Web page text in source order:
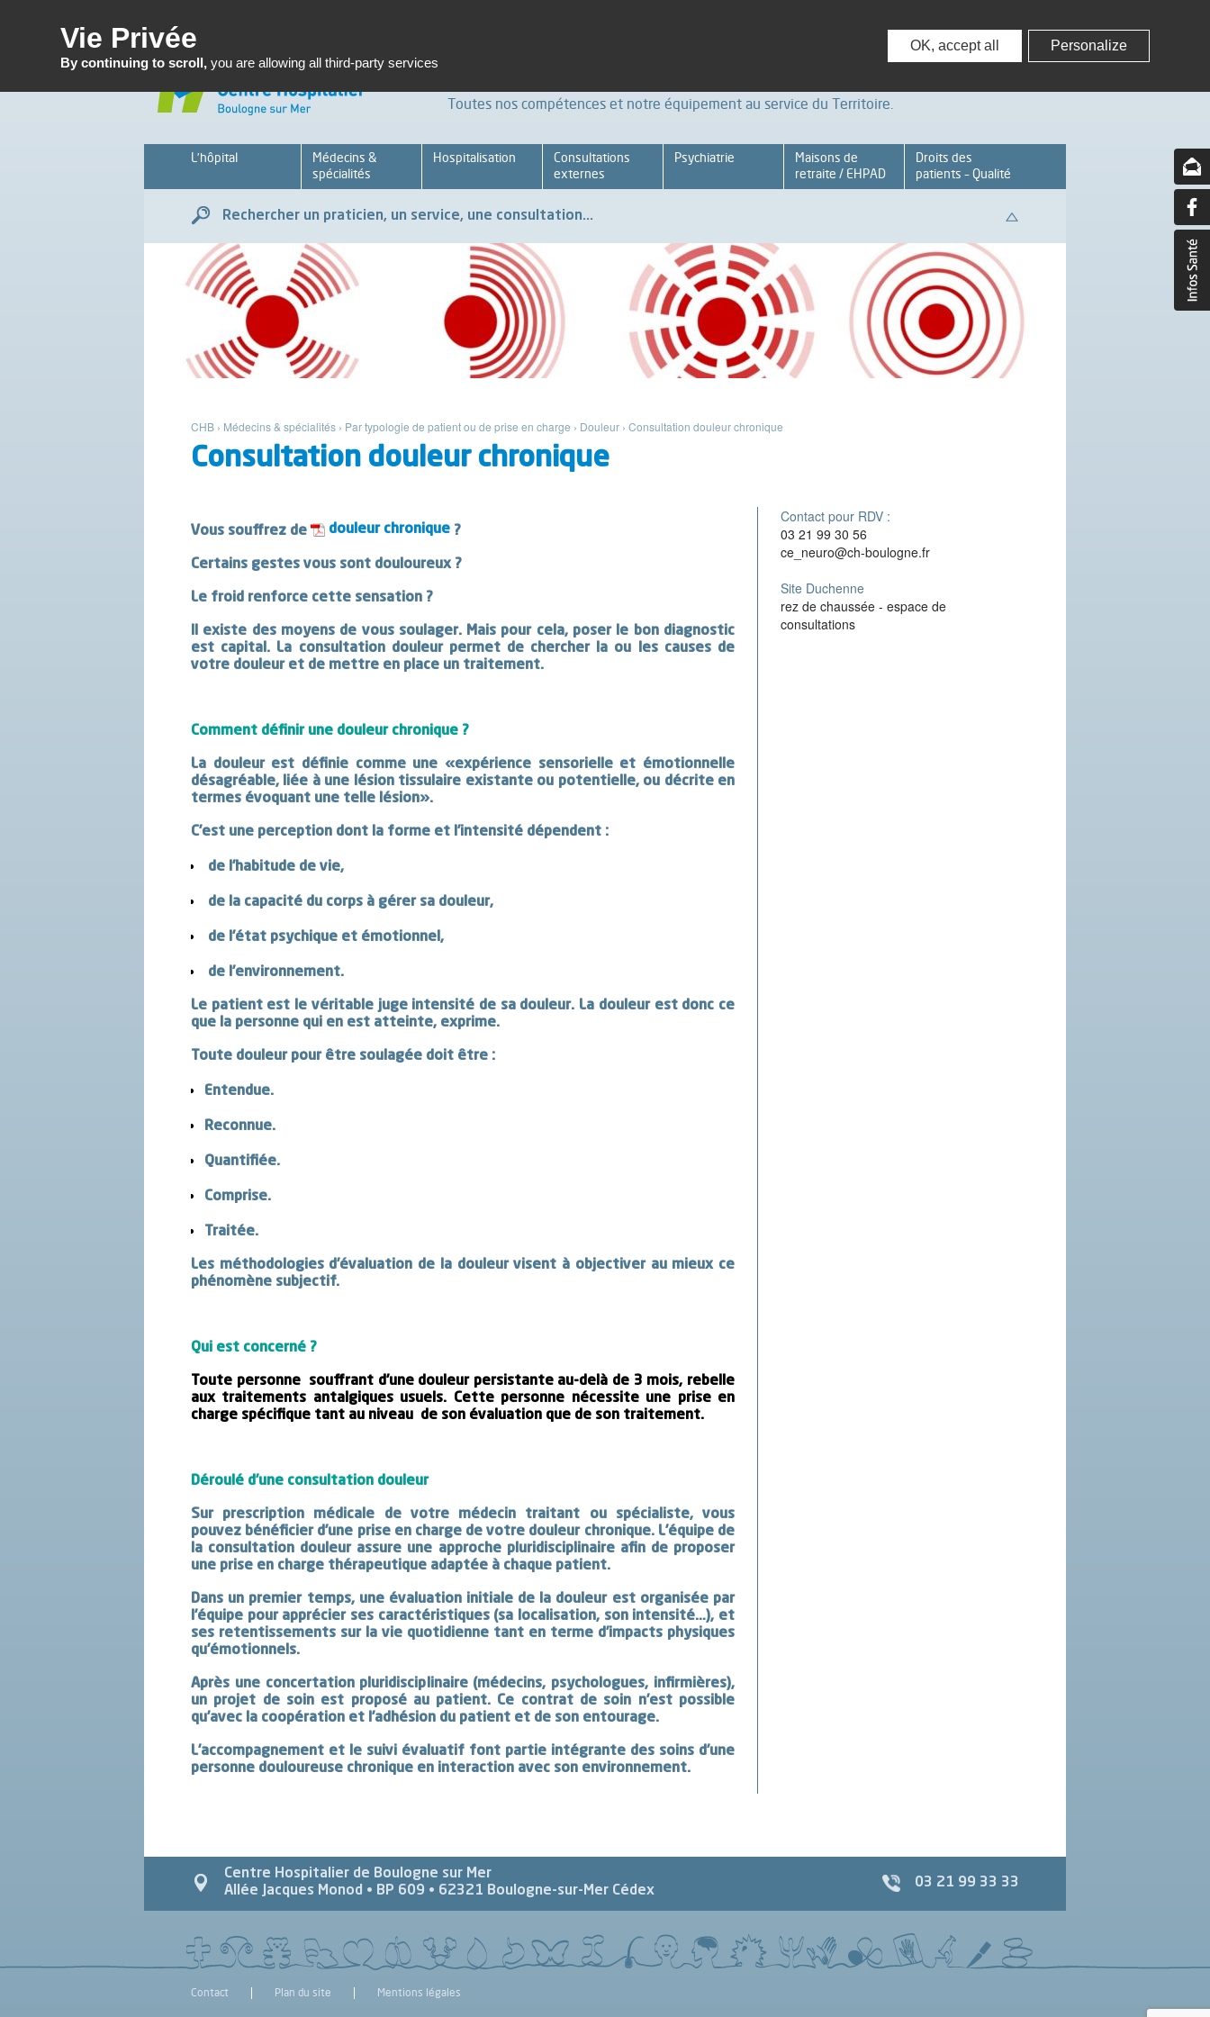
Toutes nos compétences et notre équipement au service du Territoire.
L’hôpital
Médecins &
spécialités
Hospitalisation
Consultations
externes
Psychiatrie
Maisons de
retraite / EHPAD
Droits des
patients – Qualité
Rechercher un praticien, un service, une consultation...
CHB › Médecins & spécialités › Par typologie de patient ou de prise en charge › Douleur › Consultation douleur chronique
Consultation douleur chronique
Vous souffrez de douleur chronique ?
Certains gestes vous sont douloureux ?
Le froid renforce cette sensation ?
Il existe des moyens de vous soulager. Mais pour cela, poser le bon diagnostic
est capital. La consultation douleur permet de chercher la ou les causes de
votre douleur et de mettre en place un traitement.
Comment définir une douleur chronique ?
La douleur est définie comme une «expérience sensorielle et émotionnelle
désagréable, liée à une lésion tissulaire existante ou potentielle, ou décrite en
termes évoquant une telle lésion».
C’est une perception dont la forme et l’intensité dépendent :
de l’habitude de vie,
de la capacité du corps à gérer sa douleur,
de l’état psychique et émotionnel,
de l’environnement.
Le patient est le véritable juge intensité de sa douleur. La douleur est donc ce
que la personne qui en est atteinte, exprime.
Toute douleur pour être soulagée doit être :
Entendue.
Reconnue.
Quantifiée.
Comprise.
Traitée.
Les méthodologies d’évaluation de la douleur visent à objectiver au mieux ce
phénomène subjectif.
Qui est concerné ?
Toute personne souffrant d’une douleur persistante au-delà de 3 mois, rebelle
aux traitements antalgiques usuels. Cette personne nécessite une prise en
charge spécifique tant au niveau de son évaluation que de son traitement.
Déroulé d’une consultation douleur
Sur prescription médicale de votre médecin traitant ou spécialiste, vous
pouvez bénéficier d’une prise en charge de votre douleur chronique. L’équipe de
la consultation douleur assure une approche pluridisciplinaire afin de proposer
une prise en charge thérapeutique adaptée à chaque patient.
Dans un premier temps, une évaluation initiale de la douleur est organisée par
l’équipe pour apprécier ses caractéristiques (sa localisation, son intensité…), et
ses retentissements sur la vie quotidienne tant en terme d’impacts physiques
qu’émotionnels.
Après une concertation pluridisciplinaire (médecins, psychologues, infirmières),
un projet de soin est proposé au patient. Ce contrat de soin n’est possible
qu’avec la coopération et l’adhésion du patient et de son entourage.
L’accompagnement et le suivi évaluatif font partie intégrante des soins d’une
personne douloureuse chronique en interaction avec son environnement.
Contact pour RDV :
03 21 99 30 56
ce_neuro@ch-boulogne.fr
Site Duchenne
rez de chaussée - espace de
consultations
Centre Hospitalier de Boulogne sur Mer
Allée Jacques Monod • BP 609 • 62321 Boulogne-sur-Mer Cédex
03 21 99 33 33
Contact Plan du site Mentions légales
Vie Privée
By continuing to scroll, you are allowing all third-party services
OK, accept all Personalize